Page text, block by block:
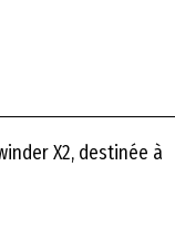
X2, destinée à